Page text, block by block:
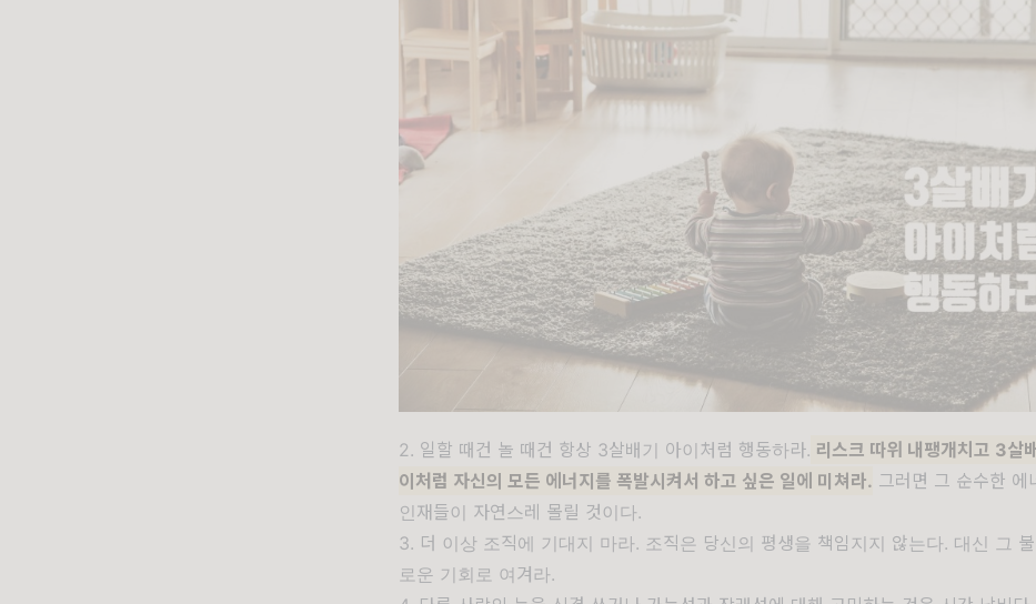
2. 일할 때건 놀 때건 항상 3살배기 아이처럼 행동하라. 리스크 따위 내팽개치고 3살
이처럼 자신의 모든 에너지를 폭발시켜서 하고 싶은 일에 미쳐라. 그러면 그 순수한 에
인재들이 자연스레 몰릴 것이다.
3. 더 이상 조직에 기대지 마라. 조직은 당신의 평생을 책임지지 않는다. 대신 그
로운 기회로 여겨라.